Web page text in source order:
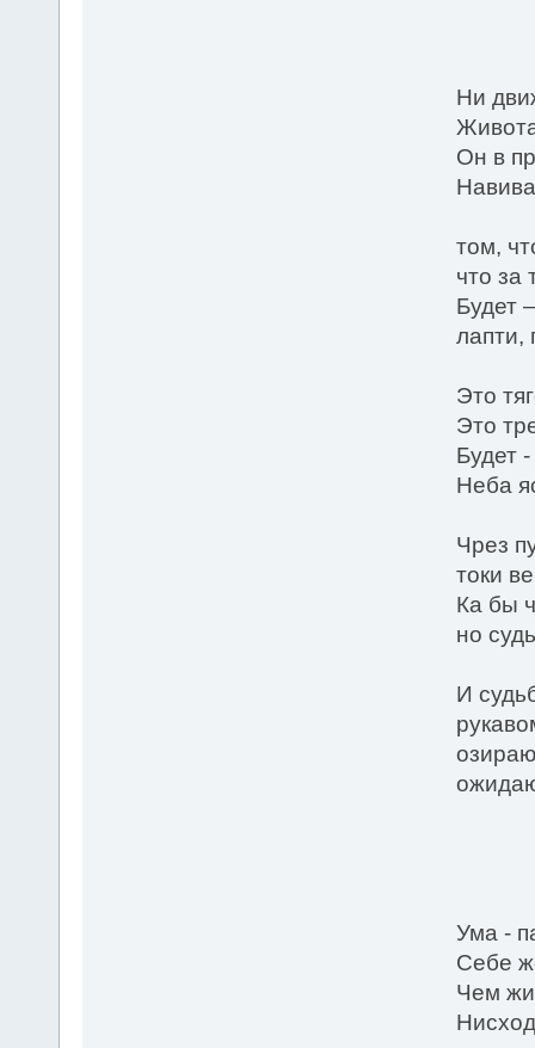
Ни
Он в
том,
что за
Будет
лапти,
Это
Это
Будет
Неба
Чрез
токи
Ка бы
но
И
Ума -
Себе
Чем